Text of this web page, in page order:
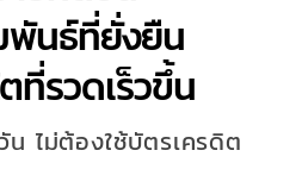
พันธ์ที่ยั่งยืน
ที่รวดเร็วขึ้น
ไม่ต้องใช้บัตรเครดิต